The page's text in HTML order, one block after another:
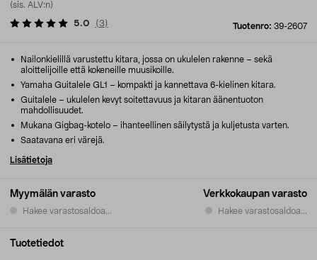
(sis. ALV:n)
Tuotenro: 39-2607
5.0 (3)
Myymälän varasto
Hakee varastosaldoa...
Verkkokaupan varasto
Hakee varastosaldoa...
Nailonkielillä varustettu kitara, jossa on ukulelen rakenne – sekä
aloittelijoille että kokeneille muusikoille.
Yamaha Guitalele GL1 – kompakti ja kannettava 6-kielinen kitara.
Guitalele – ukulelen kevyt soitettavuus ja kitaran äänentuoton
mahdollisuudet.
Mukana Gigbag-kotelo – ihanteellinen säilytystä ja kuljetusta varten.
Saatavana eri värejä.
Lisätietoja
Tuotetiedot